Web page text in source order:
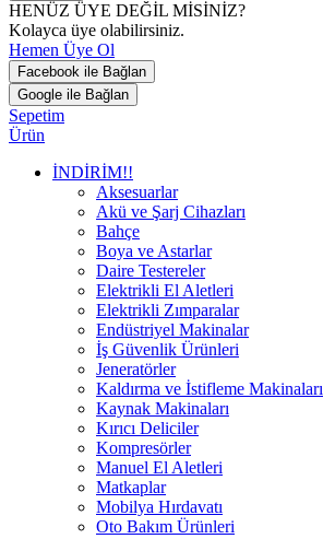
HENÜZ ÜYE DEĞİL MİSİNİZ?
Kolayca üye olabilirsiniz.
Hemen Üye Ol
Facebook ile Bağlan
Google ile Bağlan
Sepetim
Ürün
İNDİRİM!!
Aksesuarlar
Akü ve Şarj Cihazları
Bahçe
Boya ve Astarlar
Daire Testereler
Elektrikli El Aletleri
Elektrikli Zımparalar
Endüstriyel Makinalar
İş Güvenlik Ürünleri
Jeneratörler
Kaldırma ve İstifleme Makinaları
Kaynak Makinaları
Kırıcı Deliciler
Kompresörler
Manuel El Aletleri
Matkaplar
Mobilya Hırdavatı
Oto Bakım Ürünleri